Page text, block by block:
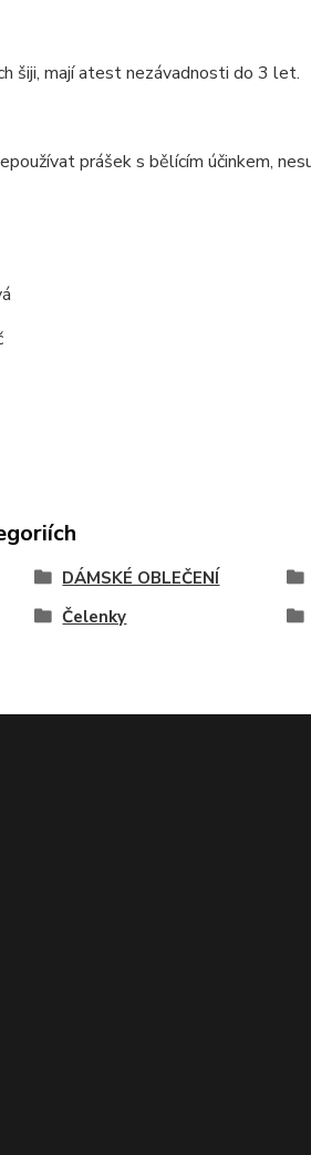
šiji, mají atest nezávadnosti do 3 let.
prášek s bělícím účinkem,
DÁMSKÉ OBLEČENÍ
Čelenky